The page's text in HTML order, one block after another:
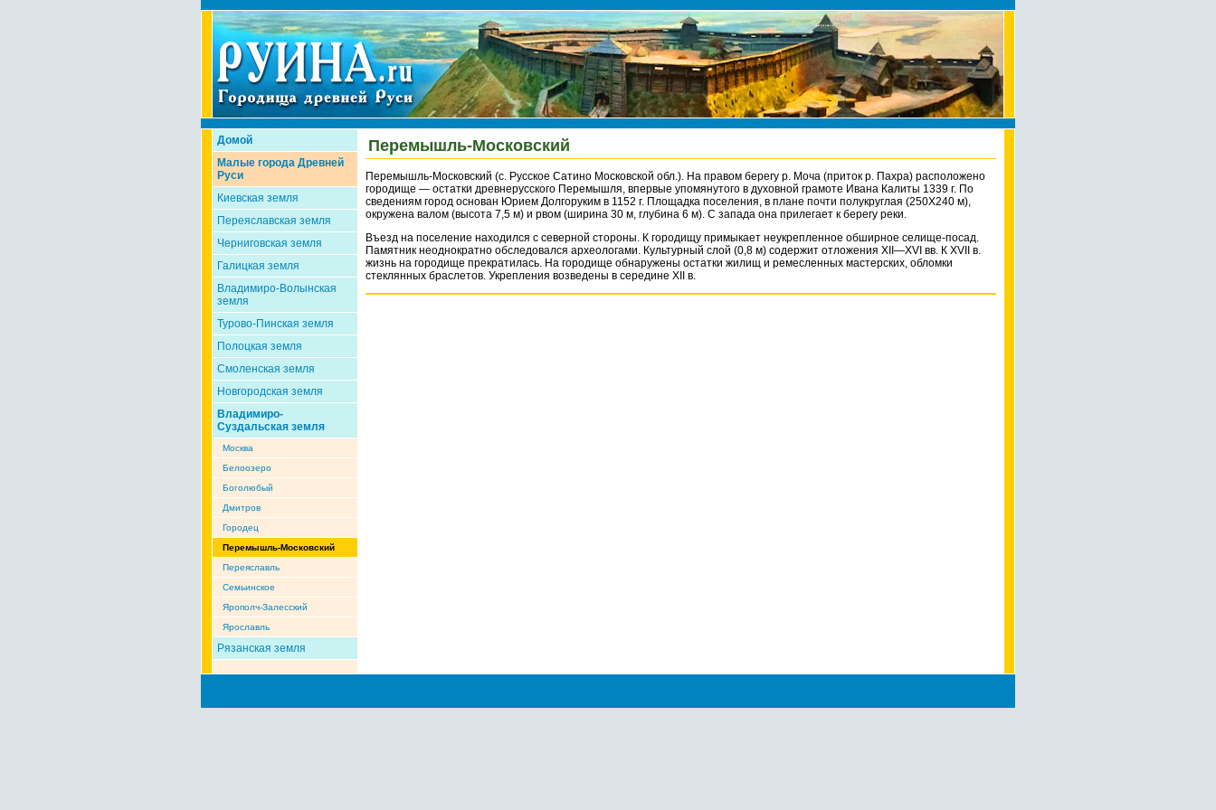
Домой
Малые города Древней
Руси
Киевская земля
Переяславская земля
Черниговская земля
Галицкая земля
Владимиро-Волынская
земля
Турово-Пинская земля
Полоцкая земля
Смоленская земля
Новгородская земля
Владимиро-
Суздальская земля
Москва
Белоозеро
Боголюбый
Дмитров
Городец
Перемышль-Московский
Переяславль
Семьинское
Ярополч-Залесский
Ярославль
Рязанская земля
Перемышль-Московский
Перемышль-Московский (с. Русское Сатино Московской обл.). На правом берегу р. Моча (приток р. Пахра) расположено
городище — остатки древнерусского Перемышля, впервые упомянутого в духовной грамоте Ивана Калиты 1339 г. По
сведениям город основан Юрием Долгоруким в 1152 г. Площадка поселения, в плане почти полукруглая (250X240 м),
окружена валом (высота 7,5 м) и рвом (ширина 30 м, глубина 6 м). С запада она прилегает к берегу реки.
Въезд на поселение находился с северной стороны. К городищу примыкает неукрепленное обширное селище-посад.
Памятник неоднократно обследовался археологами. Культурный слой (0,8 м) содержит отложения XII—XVI вв. К XVII в.
жизнь на городище прекратилась. На городище обнаружены остатки жилищ и ремесленных мастерских, обломки
стеклянных браслетов. Укрепления возведены в середине XII в.